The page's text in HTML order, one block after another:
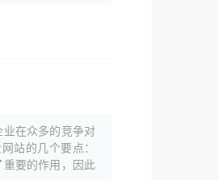
在众多的竞争对
站的几个要点：
要的作用，因此